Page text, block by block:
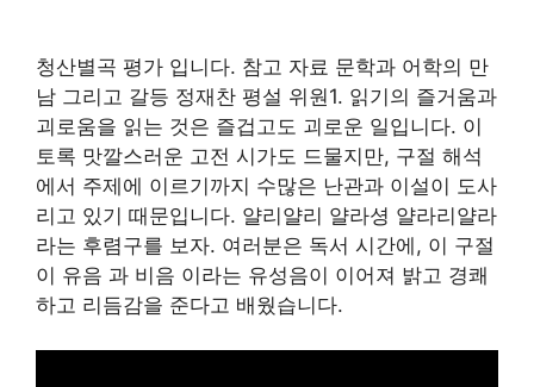
청산별곡 평가 입니다. 참고 자료 문학과 어학의 만
남 그리고 갈등 정재찬 평설 위원1. 읽기의 즐거움과
괴로움을 읽는 것은 즐겁고도 괴로운 일입니다. 이
토록 맛깔스러운 고전 시가도 드물지만, 구절 해석
에서 주제에 이르기까지 수많은 난관과 이설이 도사
리고 있기 때문입니다. 얄리얄리 얄라셩 얄라리얄라
라는 후렴구를 보자. 여러분은 독서 시간에, 이 구절
이 유음 과 비음 이라는 유성음이 이어져 밝고 경쾌
하고 리듬감을 준다고 배웠습니다.